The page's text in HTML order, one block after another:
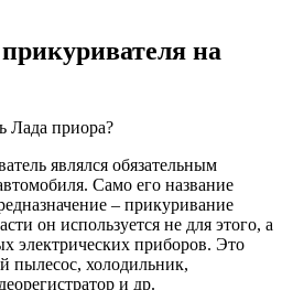
на
являлся обязательным
Само его название
– прикуривание
он используется не для этого, а
электрических приборов. Это
пылесос, холодильник,
и др.